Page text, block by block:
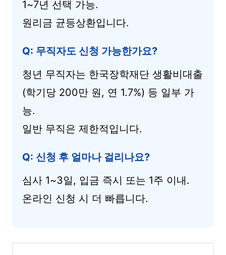
1~7년 선택 가능.
원리금 균등상환입니다.
Q: 무직자도 신청 가능한가요?
청년 무직자는 한국장학재단 생활비대출
(학기당 200만 원, 연 1.7%) 등 일부 가
능.
일반 무직은 제한적입니다.
Q: 신청 후 얼마나 걸리나요?
심사 1~3일, 입금 즉시 또는 1주 이내.
온라인 신청 시 더 빠릅니다.